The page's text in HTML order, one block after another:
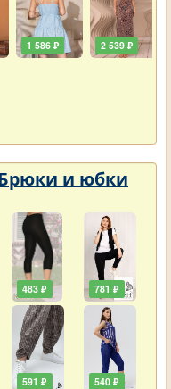
1 586 ₽ 2 539 ₽
Брюки и юбки
483 ₽
591 ₽
781 ₽
540 ₽